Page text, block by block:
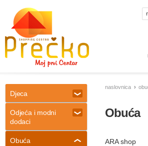
naslovnica
Obuća
ARA shop
Djeca
Odjeća i modni
dodaci
Obuća